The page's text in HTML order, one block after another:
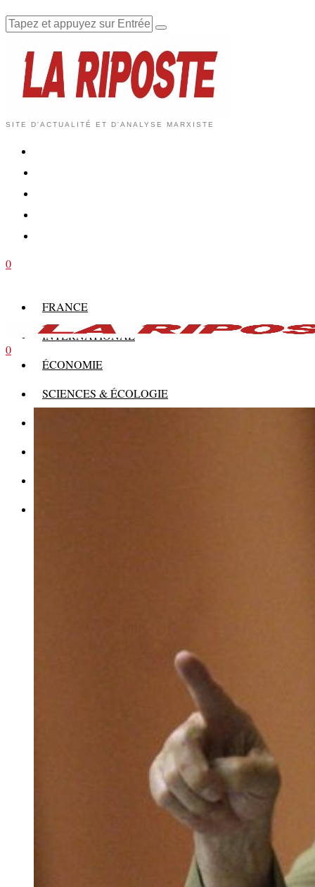
SITE D'ACTUALITÉ ET D'ANALYSE MARXISTE
0
FRANCE
INTERNATIONAL
ÉCONOMIE
SCIENCES & ÉCOLOGIE
0